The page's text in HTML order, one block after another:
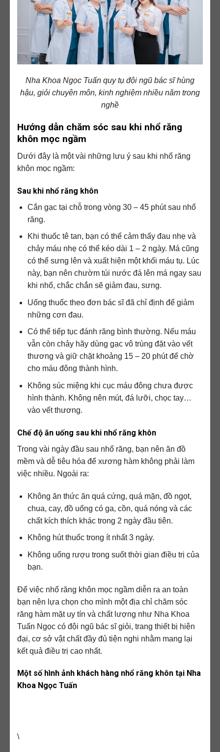
Nha Khoa Ngọc Tuấn quy tụ đội ngũ bác sĩ hùng
hậu, giỏi chuyên môn, kinh nghiệm nhiều năm trong
nghề
Hướng dẫn chăm sóc sau khi nhổ răng
khôn mọc ngầm
Dưới đây là một vài những lưu ý sau khi nhổ răng
khôn mọc ngầm:
Sau khi nhổ răng khôn
Cắn gạc tại chỗ trong vòng 30 – 45 phút sau nhổ
răng.
Khi thuốc tê tan, bạn có thể cảm thấy đau nhẹ và
chảy máu nhẹ có thể kéo dài 1 – 2 ngày. Má cũng
có thể sưng lên và xuất hiện một khối máu tụ. Lúc
này, bạn nên chườm túi nước đá lên má ngay sau
khi nhổ, chắc chắn sẽ giảm đau, sưng.
Uống thuốc theo đơn bác sĩ đã chỉ định để giảm
những cơn đau.
Có thể tiếp tục đánh răng bình thường. Nếu máu
vẫn còn chảy hãy dùng gạc vô trùng đặt vào vết
thương và giữ chặt khoảng 15 – 20 phút để chờ
cho máu đông thành hình.
Không súc miệng khi cục máu đông chưa được
hình thành. Không nên mút, đá lưỡi, chọc tay…
vào vết thương.
Chế độ ăn uống sau khi nhổ răng khôn
Trong vài ngày đầu sau nhổ răng, bạn nên ăn đồ
mềm và dễ tiêu hóa để xương hàm không phải làm
việc nhiều. Ngoài ra:
Không ăn thức ăn quá cứng, quá mặn, đồ ngọt,
chua, cay, đồ uống có ga, cồn, quá nóng và các
chất kích thích khác trong 2 ngày đầu tiên.
Không hút thuốc trong ít nhất 3 ngày.
Không uống rượu trong suốt thời gian điều trị của
bạn.
Để việc nhổ răng khôn mọc ngầm diễn ra an toàn
bạn nên lựa chọn cho mình một địa chỉ chăm sóc
răng hàm mặt uy tín và chất lượng như Nha Khoa
Tuấn Ngọc có đội ngũ bác sĩ giỏi, trang thiết bị hiện
đại, cơ sở vật chất đầy đủ tiện nghi nhằm mang lại
kết quả điều trị cao nhất.
Một số hình ảnh khách hàng nhổ răng khôn tại Nha
Khoa Ngọc Tuấn
\